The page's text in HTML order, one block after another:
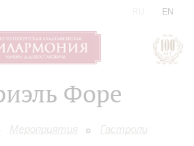
EN
Форе
Мероприятия Гастроли